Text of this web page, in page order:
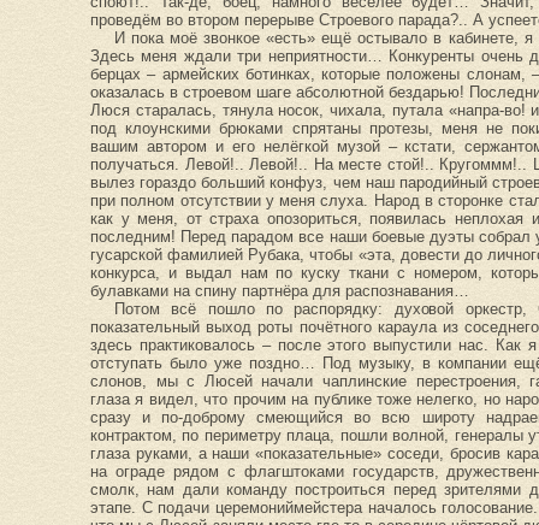
проведём во втором перерыве Строевого парада?.. А
И пока моё звонкое «есть» ещё остывало в кабинете,
Здесь меня ждали три неприятности… Конкуренты очень
берцах – армейских ботинках, которые положены
оказалась в строевом шаге абсолютной бездарью!
Люся старалась, тянула носок, чихала, путала «напра-
под клоунскими брюками спрятаны протезы, меня не
вашим автором и его нелёгкой музой – кстати,
получаться. Левой!.. Левой!.. На месте стой!..
вылез гораздо больший конфуз, чем наш пародийный
при полном отсутствии у меня слуха. Народ в сторонке
как у меня, от страха опозориться, появилась
последним! Перед парадом все наши боевые дуэты собрал
гусарской фамилией Рубака, чтобы «эта, довести до
конкурса, и выдал нам по куску ткани с номером,
булавками на спину партнёра для распознавания…
Потом всё пошло по распорядку: духовой оркестр,
показательный выход роты почётного караула из
здесь практиковалось – после этого выпустили нас. Как
отступать было уже поздно… Под музыку, в компании
слонов, мы с Люсей начали чаплинские перестроения,
глаза я видел, что прочим на публике тоже нелегко, но
сразу и по-доброму смеющийся во всю широту
контрактом, по периметру плаца, пошли волной, генералы
глаза руками, а наши «показательные» соседи, бросив
на ограде рядом с флагштоками государств,
смолк, нам дали команду построиться перед зрителями
этапе. С подачи церемониймейстера началось